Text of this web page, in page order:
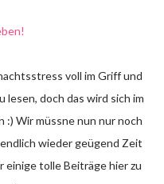
lesen, doch das wird sich im
:) Wir müssne nun nur noch
wieder geügend Zeit
einige tolle Beiträge hier zu